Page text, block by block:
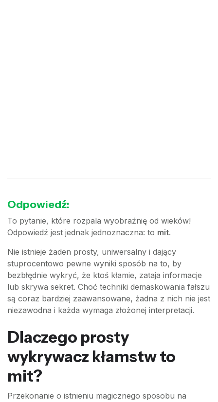
Odpowiedź:
To pytanie, które rozpala wyobraźnię od wieków!
Odpowiedź jest jednak jednoznaczna: to mit.
Nie istnieje żaden prosty, uniwersalny i dający
stuprocentowo pewne wyniki sposób na to, by
bezbłędnie wykryć, że ktoś kłamie, zataja informacje
lub skrywa sekret. Choć techniki demaskowania fałszu
są coraz bardziej zaawansowane, żadna z nich nie jest
niezawodna i każda wymaga złożonej interpretacji.
Dlaczego prosty
wykrywacz kłamstw to
mit?
Przekonanie o istnieniu magicznego sposobu na